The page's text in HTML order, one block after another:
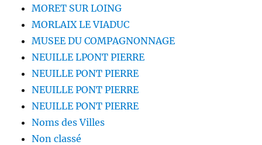
MORET SUR LOING
MORLAIX LE VIADUC
MUSEE DU COMPAGNONNAGE
NEUILLE LPONT PIERRE
NEUILLE PONT PIERRE
NEUILLE PONT PIERRE
NEUILLE PONT PIERRE
Noms des Villes
Non classé